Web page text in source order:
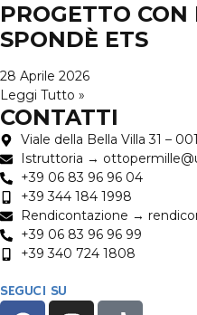
PROGETTO CON
SPONDÈ ETS
28 Aprile 2026
Leggi Tutto »
CONTATTI
Viale della Bella Villa 31 –
Istruttoria →
+39 06 83 96 96 04
+39 344 184 1998
Rendicontazione →
+39 06 83 96 96 99
+39 340 724 1808
SEGUCI SU